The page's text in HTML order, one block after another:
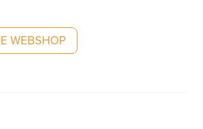
WEBSHOP